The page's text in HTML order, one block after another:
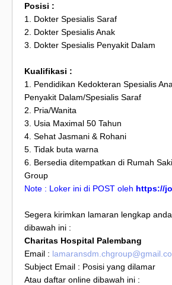
Posisi :
1. Dokter Spesialis Saraf
2. Dokter Spesialis Anak
3. Dokter Spesialis Penyakit Dalam
Kualifikasi :
1. Pendidikan Kedokteran Spesialis
Penyakit Dalam/Spesialis Saraf
2. Pria/Wanita
3. Usia Maximal 50 Tahun
4. Sehat Jasmani & Rohani
5. Tidak buta warna
6. Bersedia ditempatkan di Rumah
Group
Note : Loker ini di POST oleh https://
Segera kirimkan lamaran lengkap
dibawah ini :
Charitas Hospital Palembang
Email :
Subject Email : Posisi yang dilamar
Atau daftar online dibawah ini :